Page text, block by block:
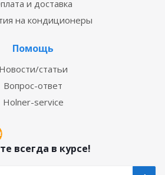
и доставка
на кондиционеры
Помощь
Новости/статьи
Вопрос-ответ
Holner-service
всегда в курсе!